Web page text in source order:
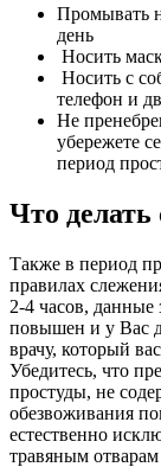
Промывать
день
Носить
Носить с
телефон и
Не
убережете
период
Что делать
Также в период
правилах
2-4 часов, данные
повышен и у Вас
врачу, который
Убедитесь, что
простуды, не
обезвоживания
естественно
травяным